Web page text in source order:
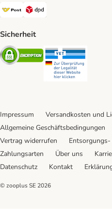
Österreichische Post
Sicherheit
Security
Impressum
Versandkosten und
Allgemeine Geschäftsbedingungen
Vertrag widerrufen
Zahlungsarten
Über uns
Datenschutz
Kontakt
© zooplus SE 2026